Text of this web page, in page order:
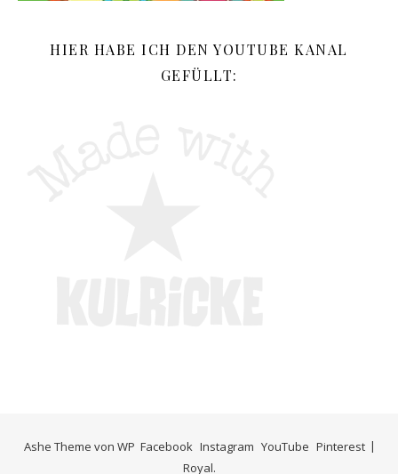
HIER HABE ICH DEN YOUTUBE KANAL
GEFÜLLT:
Facebook Instagram YouTube Pinterest
Ashe Theme von WP
Royal.